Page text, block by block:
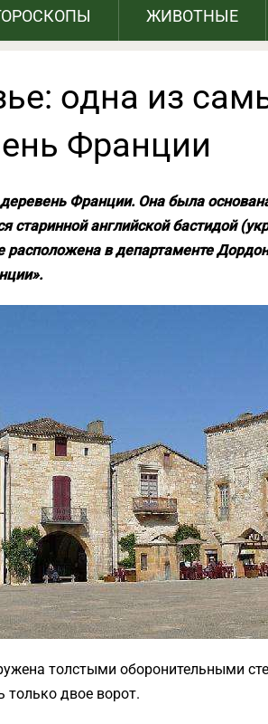
ЖИВОТНЫЕ
одна из
Франции
Франции. Она была
старинной английской бастидой
в департаменте
толстыми оборонительными
только двое ворот.